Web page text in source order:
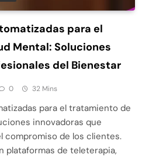
para el
Mental: Soluciones
del Bienestar
0 32 Mins
para el tratamiento de
innovadoras que
compromiso de los clientes.
plataformas de teleterapia,